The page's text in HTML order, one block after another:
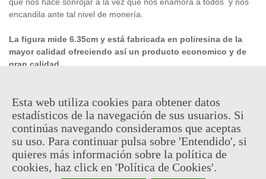
encandila ante tal nivel de monería.
La figura mide 6.35cm y está fabricada en poliresina de la
mayor calidad ofreciendo así un producto economico y de
gran calidad.
16,95 € (impuestos inc.)
En stock, envío en 24/48h
-
Esta web utiliza cookies para obtener datos
estadísticos de la navegación de sus usuarios. Si
continúas navegando consideramos que aceptas
su uso. Para continuar pulsa sobre 'Entendido', si
quieres más información sobre la política de
cookies, haz click en 'Política de Cookies'.